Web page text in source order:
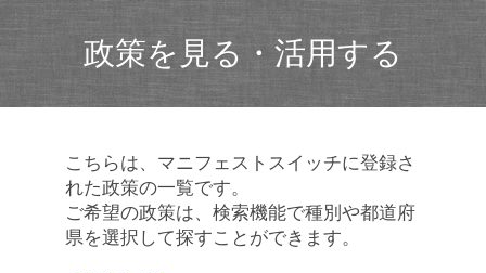
政策を見る・活用する
こちらは、マニフェストスイッチに登録さ
れた政策の一覧です。
ご希望の政策は、検索機能で種別や都道府
県を選択して探すことができます。